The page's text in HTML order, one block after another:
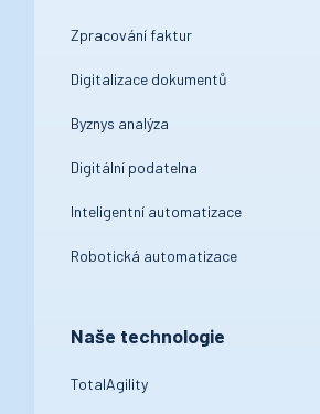
Zpracování faktur
Digitalizace dokumentů
Byznys analýza
Digitální podatelna
Inteligentní automatizace
Robotická automatizace
Naše technologie
TotalAgility